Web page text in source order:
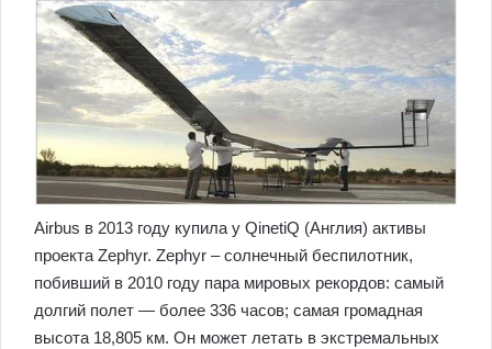
Airbus в 2013 году купила у QinetiQ (Англия) активы
проекта Zephyr. Zephyr – солнечный беспилотник,
побивший в 2010 году пара мировых рекордов: самый
долгий полет — более 336 часов; самая громадная
высота 18,805 км. Он может летать в экстремальных